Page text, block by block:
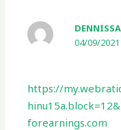
04/09/2021
https://
forearnings.com